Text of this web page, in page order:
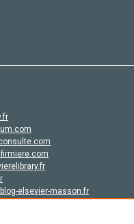
elsevier-masson.fr